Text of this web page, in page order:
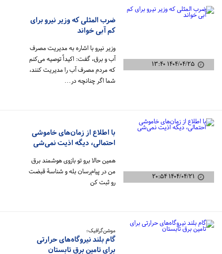
۱۴۰۴/۰۴/۲۵ ۱۳:۴۰
ضرب المثلی که وزیر نیرو برای
کم آبی خواند
وزیر نیرو با اشاره به مدیریت مصرف
آب و برق، گفت: اکیداً توصیه می‌کنم
که مردم مصرف آب را مدیریت کنند،
۱۴۰۴/۰۴/۲۱ ۲۰:۵۴
با اطلاع از زمان‌های خاموشی
احتمالی، دیگه اذیت نمی‌شی
همین حالا برو تو بازوی هوشمند برق
من در پیام‌رسان بله و شناسهٔ قبضت
موشن‌گرافیک؛
گام بلند نیروگاه‌های حرارتی